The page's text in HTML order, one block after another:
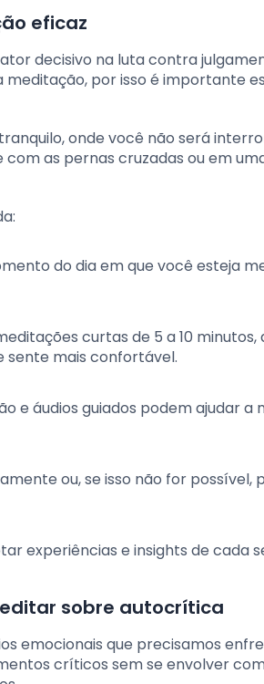
eficaz
decisivo na luta contra
por isso é importante
onde você não será
as pernas cruzadas ou em
do dia em que você esteja
curtas de 5 a 10
sente mais confortável.
e áudios guiados podem ajudar
ou, se isso não for possível,
experiências e insights de cada
sobre autocrítica
emocionais que precisamos
críticos sem se envolver